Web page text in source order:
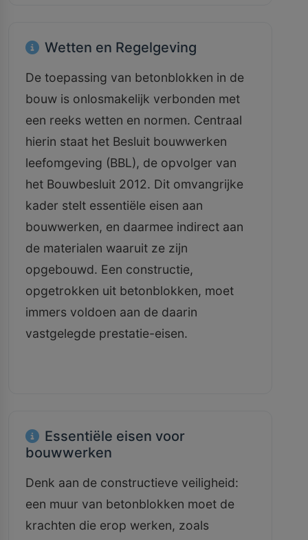
Wetten en Regelgeving
De toepassing van betonblokken in de
bouw is onlosmakelijk verbonden met
een reeks wetten en normen. Centraal
hierin staat het Besluit bouwwerken
leefomgeving (BBL), de opvolger van
het Bouwbesluit 2012. Dit omvangrijke
kader stelt essentiële eisen aan
bouwwerken, en daarmee indirect aan
de materialen waaruit ze zijn
opgebouwd. Een constructie,
opgetrokken uit betonblokken, moet
immers voldoen aan de daarin
vastgelegde prestatie-eisen.
Essentiële eisen voor
bouwwerken
Denk aan de constructieve veiligheid:
een muur van betonblokken moet de
krachten die erop werken, zoals